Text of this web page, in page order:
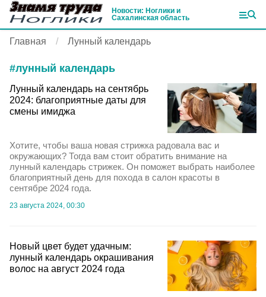
Новости: Ноглики и
Сахалинская область
Главная Лунный календарь
#лунный календарь
Лунный календарь на сентябрь
2024: благоприятные даты для
смены имиджа
Хотите, чтобы ваша новая стрижка радовала вас и
окружающих? Тогда вам стоит обратить внимание на
лунный календарь стрижек. Он поможет выбрать наиболее
благоприятный день для похода в салон красоты в
сентябре 2024 года.
23 августа 2024, 00:30
Новый цвет будет удачным:
лунный календарь окрашивания
волос на август 2024 года